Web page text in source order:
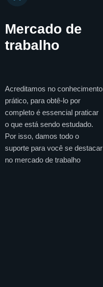
Mercado de
trabalho
Acreditamos no conhecimento
prático, para obtê-lo por
completo é essencial praticar
o que está sendo estudado.
Por isso, damos todo o
suporte para você se destacar
no mercado de trabalho